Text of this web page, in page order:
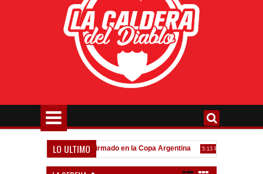
LO ULTIMO
Todo confirmado en la Copa Argentina 5:13 PM Goleada